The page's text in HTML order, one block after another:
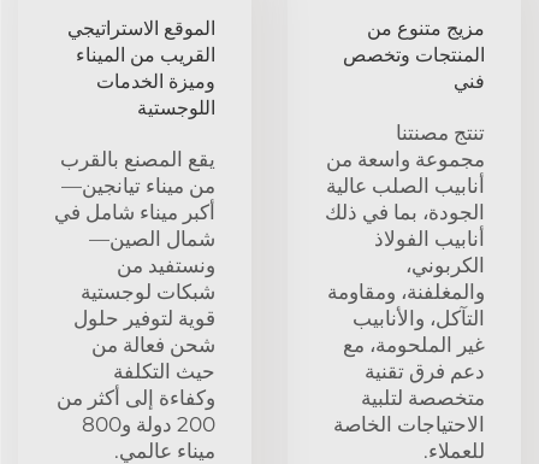
مزيج متنوع من
المنتجات وتخصص
فني
تنتج مصنتنا
مجموعة واسعة من
أنابيب الصلب عالية
الجودة، بما في ذلك
أنابيب الفولاذ
الكربوني،
والمغلفنة، ومقاومة
التآكل، والأنابيب
غير الملحومة، مع
دعم فرق تقنية
متخصصة لتلبية
الاحتياجات الخاصة
للعملاء.
الموقع الاستراتيجي
القريب من الميناء
وميزة الخدمات
اللوجستية
يقع المصنع بالقرب
من ميناء تيانجين—
أكبر ميناء شامل في
شمال الصين—
ونستفيد من
شبكات لوجستية
قوية لتوفير حلول
شحن فعالة من
حيث التكلفة
وكفاءة إلى أكثر من
200 دولة و800
ميناء عالمي.